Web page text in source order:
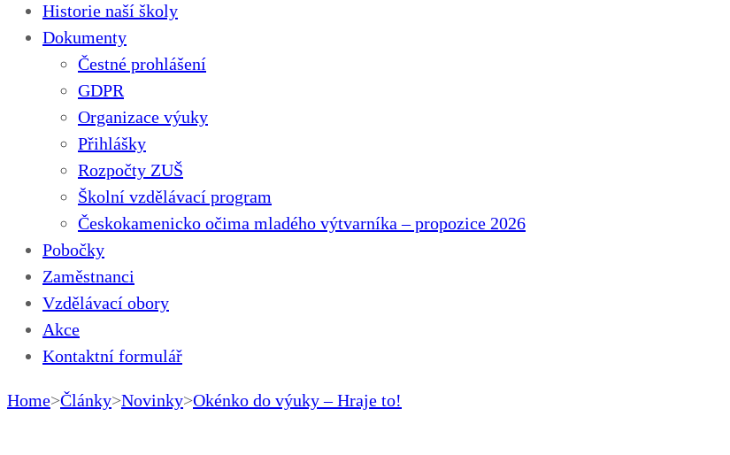
Historie naší školy
Dokumenty
Čestné prohlášení
GDPR
Organizace výuky
Přihlášky
Rozpočty ZUŠ
Školní vzdělávací program
Českokamenicko očima mladého výtvarníka – propozice 2026
Pobočky
Zaměstnanci
Vzdělávací obory
Akce
Kontaktní formulář
Home>Články>Novinky>Okénko do výuky – Hraje to!